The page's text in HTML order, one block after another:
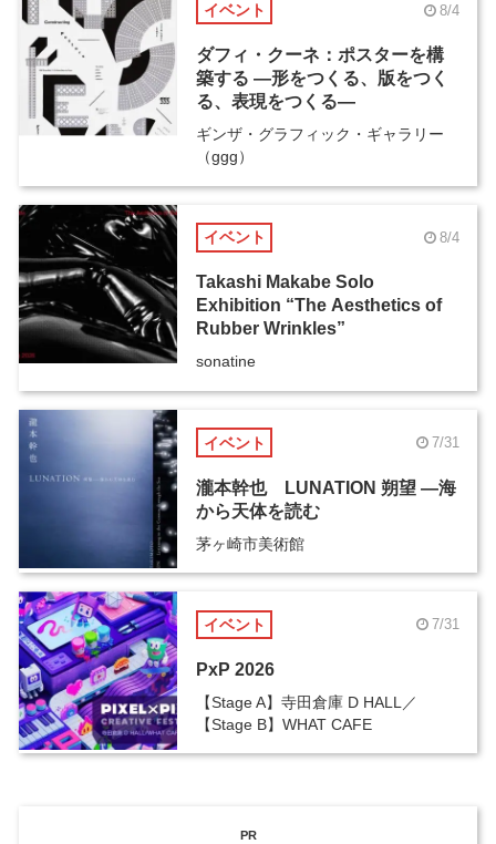
イベント 8/4
ダフィ・クーネ：ポスターを構
築する ―形をつくる、版をつく
る、表現をつくる―
ギンザ・グラフィック・ギャラリー
（ggg）
イベント 8/4
Takashi Makabe Solo
Exhibition “The Aesthetics of
Rubber Wrinkles”
sonatine
イベント 7/31
瀧本幹也 LUNATION 朔望 ―海
から天体を読む
茅ヶ崎市美術館
イベント 7/31
PxP 2026
【Stage A】寺田倉庫 D HALL／
【Stage B】WHAT CAFE
PR